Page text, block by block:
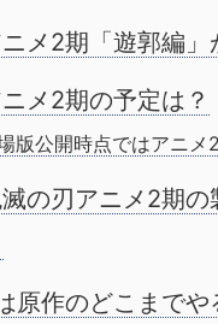
ニメ2期「遊郭編
メ2期の予定は？
版公開時点ではアニメ
滅の刃アニメ2期
原作のどこまでや